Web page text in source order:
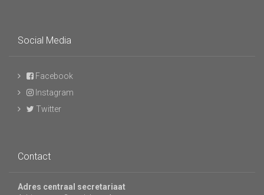
Social Media
Facebook
Instagram
Twitter
Contact
Adres centraal secretariaat